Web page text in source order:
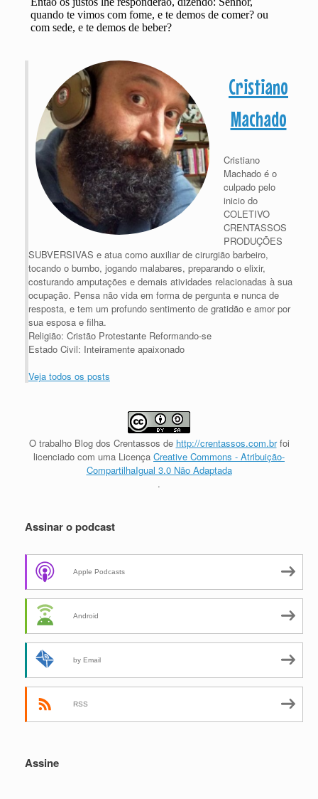
Cristiano
Machado
Cristiano
Machado é o
culpado pelo
inicio do
COLETIVO
CRENTASSOS
PRODUÇÕES
SUBVERSIVAS e atua como auxiliar de cirurgião barbeiro,
tocando o bumbo, jogando malabares, preparando o elixir,
costurando amputações e demais atividades relacionadas à sua
ocupação. Pensa não vida em forma de pergunta e nunca de
resposta, e tem um profundo sentimento de gratidão e amor por
sua esposa e filha.
Religião: Cristão Protestante Reformando-se
Estado Civil: Inteiramente apaixonado
Veja todos os posts
O trabalho Blog dos Crentassos de http://crentassos.com.brfoi
licenciado com uma Licença Creative Commons - Atribuição-
CompartilhaIgual 3.0 Não Adaptada
.
Assinar o podcast
Apple Podcasts
Android
by Email
RSS
Assine